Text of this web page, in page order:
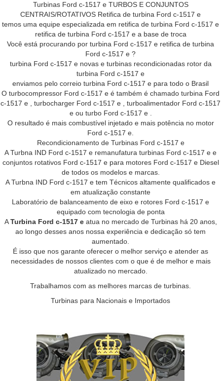
Turbinas Ford c-1517 e TURBOS E CONJUNTOS
CENTRAIS/ROTATIVOS Retifica de turbina Ford c-1517 e
temos uma equipe especializada em retifica de turbina Ford c-1517 e
retifica de turbina Ford c-1517 e a base de troca
Você está procurando por turbina Ford c-1517 e retifica de turbina
Ford c-1517 e ?
turbina Ford c-1517 e novas e turbinas recondicionadas rotor da
turbina Ford c-1517 e
enviamos pelo correio turbina Ford c-1517 e para todo o Brasil
O turbocompressor Ford c-1517 e é também é chamado turbina Ford
c-1517 e , turbocharger Ford c-1517 e , turboalimentador Ford c-1517
e ou turbo Ford c-1517 e .
O resultado é mais combustível injetado e mais potência no motor
Ford c-1517 e.
Recondicionamento de Turbinas Ford c-1517 e
A Turbna IND Ford c-1517 e remanufatura turbinas Ford c-1517 e e
conjuntos rotativos Ford c-1517 e para motores Ford c-1517 e Diesel
de todos os modelos e marcas.
A Turbna IND Ford c-1517 e tem Técnicos altamente qualificados e
em atualização constante
Laboratório de balanceamento de eixo e rotores Ford c-1517 e
equipado com tecnologia de ponta
ATurbina Ford c-1517 e atua no mercado de Turbinas há 20 anos,
ao longo desses anos nossa experiência e dedicação só tem
aumentado.
É isso que nos garante oferecer o melhor serviço e atender as
necessidades de nossos clientes com o que é de melhor e mais
atualizado no mercado.
Trabalhamos com as melhores marcas de turbinas.
Turbinas para Nacionais e Importados